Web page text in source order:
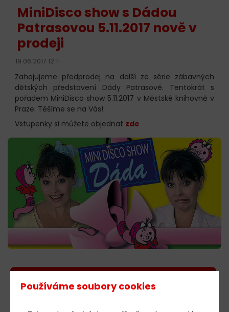
MiniDisco show s Dádou
Patrasovou 5.11.2017 nově v
prodeji
19.06.2017 12:11
Zahajujeme předprodej na další ze série zábavných
dětských představení Dády Patrasové. Tentokrát s
pořadem MiniDisco show 5.11.2017 v Městské knihovně v
Praze. Těšíme se na Vás!
Vstupenky si můžete objednat zde
603 805 271
pondělí-čtvrtek: 10:00-16:00
Používáme soubory cookies